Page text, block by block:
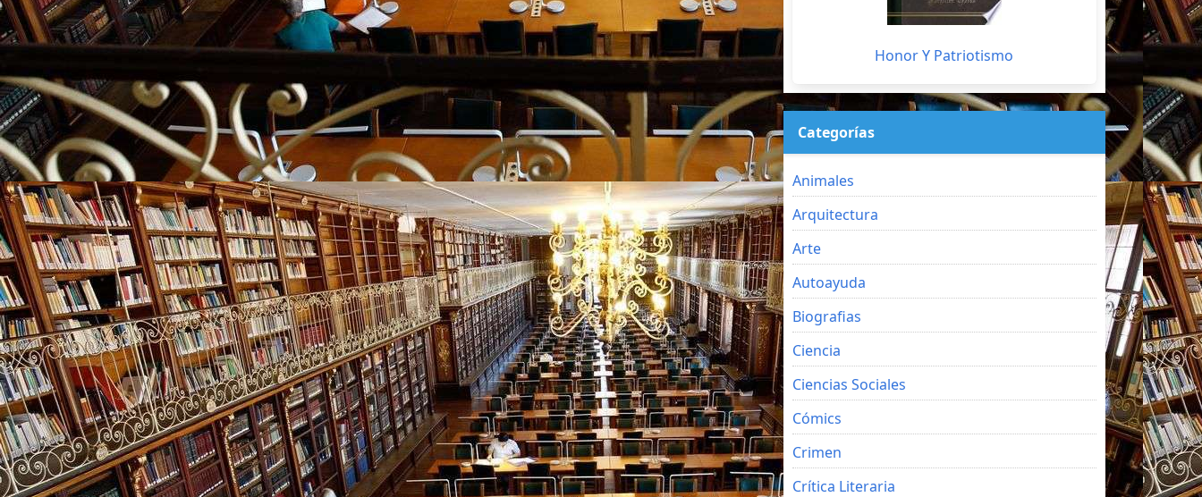
Honor Y Patriotismo
Categorías
Animales
Arquitectura
Arte
Autoayuda
Biografias
Ciencia
Ciencias Sociales
Cómics
Crimen
Crítica Literaria